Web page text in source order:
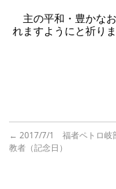
主の平和・豊かな
れますようにと祈りま
← 2017/7/1 福者ペトロ岐
教者（記念日）